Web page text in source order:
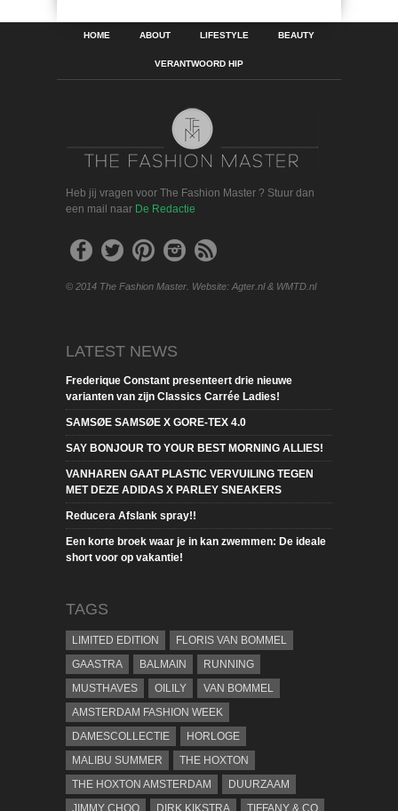
HOME ABOUT LIFESTYLE BEAUTY
VERANTWOORD HIP
Heb jij vragen voor The Fashion Master ? Stuur dan
een mail naar De Redactie
© 2014 The Fashion Master. Website: Agter.nl & WMTD.nl
LATEST NEWS
Frederique Constant presenteert drie nieuwe
varianten van zijn Classics Carrée Ladies!
SAMSØE SAMSØE X GORE-TEX 4.0
SAY BONJOUR TO YOUR BEST MORNING ALLIES!
VANHAREN GAAT PLASTIC VERVUILING TEGEN
MET DEZE ADIDAS X PARLEY SNEAKERS
Reducera Afslank spray!!
Een korte broek waar je in kan zwemmen: De ideale
short voor op vakantie!
TAGS
LIMITED EDITION
FLORIS VAN BOMMEL
GAASTRA
BALMAIN
RUNNING
MUSTHAVES
OILILY
VAN BOMMEL
AMSTERDAM FASHION WEEK
DAMESCOLLECTIE
HORLOGE
MALIBU SUMMER
THE HOXTON
THE HOXTON AMSTERDAM
DUURZAAM
JIMMY CHOO
DIRK KIKSTRA TIFFANY & CO